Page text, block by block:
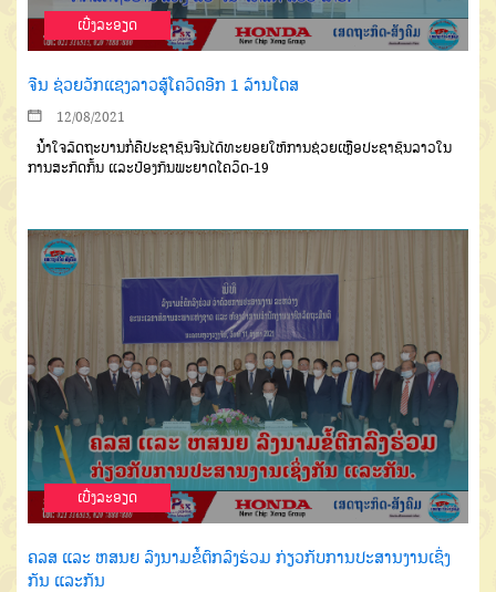
ເບີ່ງລະອຽດ
ຈີນ ຊ່ວຍວັກແຊງລາວສູ້ໂຄວິດອີກ 1 ລ້ານໂດສ
12/08/2021
ນໍ້າໃຈລັດຖະບານກໍ່ຄືປະຊາຊົນຈີນໄດ້ທະຍອຍໃຫ້ການຊ່ວຍເຫຼືອປະຊາຊົນລາວໃນ
ການສະກັດກັ້ນ ແລະປ້ອງກັນພະຍາດໂຄວິດ-19
ເບີ່ງລະອຽດ
ຄລສ ແລະ ຫສນຍ ລົງນາມຂໍ້ຕົກລົງຮ່ວມ ກ່ຽວກັບການປະສານງານເຊິ່ງ
ກັນ ແລະກັນ